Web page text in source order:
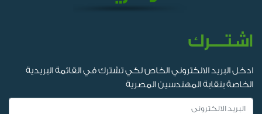
اشتــرك
ادخل البريد الالكتروني الخاص لكي تشترك في القائمة البريدية
الخاصة بنقابة المهندسين المصرية